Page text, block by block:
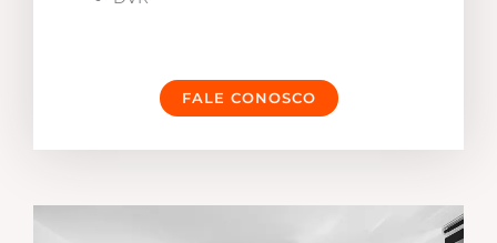
FALE CONOSCO